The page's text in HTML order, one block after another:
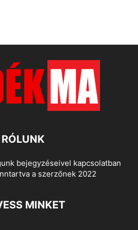
RÓLUNK
bejegyzéseivel kapcsolatban
a szerzőnek 2022
MINKET